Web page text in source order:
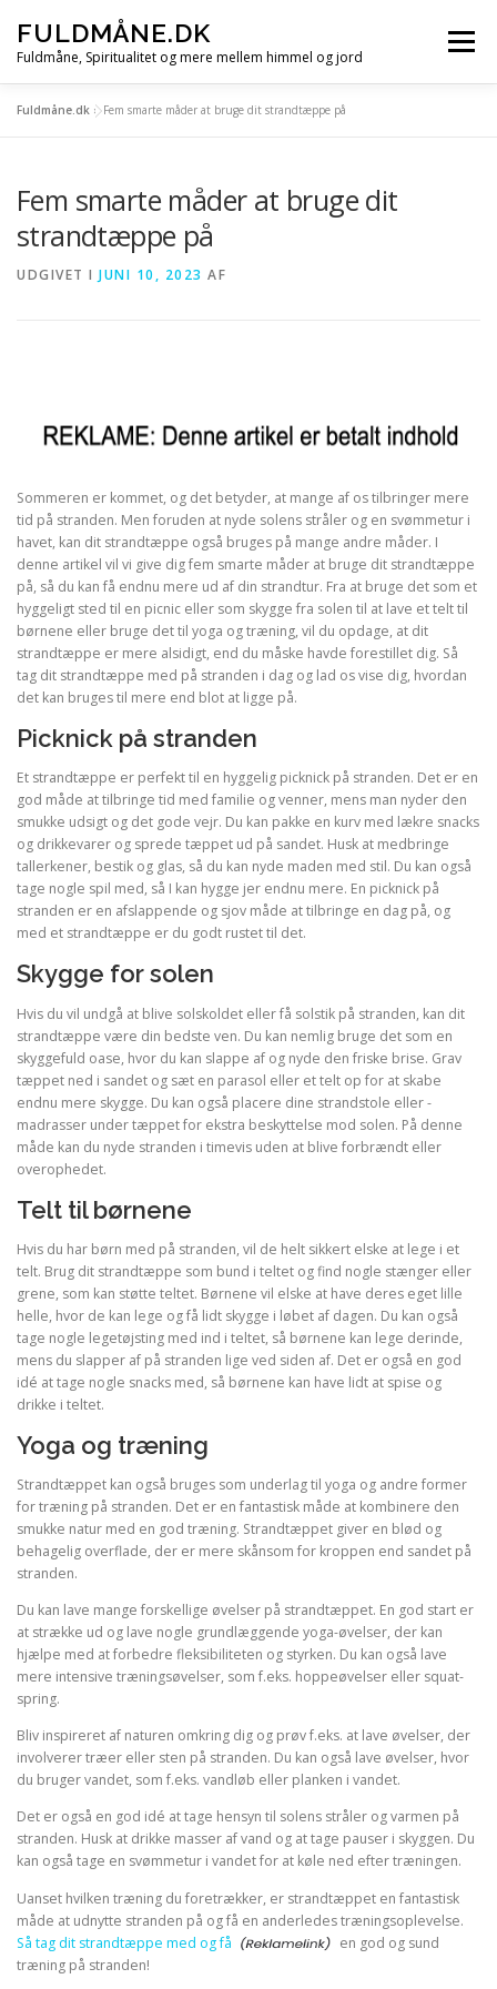
indhold
FULDMÅNE.DK
Fuldmåne, Spiritualitet og mere mellem himmel og jord
Menu
MÅNE, SOL OG STJERNER ALLE ARTIKLER
Fuldmåne.dk »Fem smarte måder at bruge dit strandtæppe på
Fem smarte måder at bruge dit
strandtæppe på
UDGIVET I JUNI 10, 2023 AF
Sommeren er kommet, og det betyder, at mange af os tilbringer mere
tid på stranden. Men foruden at nyde solens stråler og en svømmetur i
havet, kan dit strandtæppe også bruges på mange andre måder. I
denne artikel vil vi give dig fem smarte måder at bruge dit strandtæppe
på, så du kan få endnu mere ud af din strandtur. Fra at bruge det som et
hyggeligt sted til en picnic eller som skygge fra solen til at lave et telt til
børnene eller bruge det til yoga og træning, vil du opdage, at dit
strandtæppe er mere alsidigt, end du måske havde forestillet dig. Så
tag dit strandtæppe med på stranden i dag og lad os vise dig, hvordan
det kan bruges til mere end blot at ligge på.
Picknick på stranden
Et strandtæppe er perfekt til en hyggelig picknick på stranden. Det er en
god måde at tilbringe tid med familie og venner, mens man nyder den
smukke udsigt og det gode vejr. Du kan pakke en kurv med lækre snacks
og drikkevarer og sprede tæppet ud på sandet. Husk at medbringe
tallerkener, bestik og glas, så du kan nyde maden med stil. Du kan også
tage nogle spil med, så I kan hygge jer endnu mere. En picknick på
stranden er en afslappende og sjov måde at tilbringe en dag på, og
med et strandtæppe er du godt rustet til det.
Skygge for solen
Hvis du vil undgå at blive solskoldet eller få solstik på stranden, kan dit
strandtæppe være din bedste ven. Du kan nemlig bruge det som en
skyggefuld oase, hvor du kan slappe af og nyde den friske brise. Grav
tæppet ned i sandet og sæt en parasol eller et telt op for at skabe
endnu mere skygge. Du kan også placere dine strandstole eller -
madrasser under tæppet for ekstra beskyttelse mod solen. På denne
måde kan du nyde stranden i timevis uden at blive forbrændt eller
overophedet.
Telt til børnene
Hvis du har børn med på stranden, vil de helt sikkert elske at lege i et
telt. Brug dit strandtæppe som bund i teltet og find nogle stænger eller
grene, som kan støtte teltet. Børnene vil elske at have deres eget lille
helle, hvor de kan lege og få lidt skygge i løbet af dagen. Du kan også
tage nogle legetøjsting med ind i teltet, så børnene kan lege derinde,
mens du slapper af på stranden lige ved siden af. Det er også en god
idé at tage nogle snacks med, så børnene kan have lidt at spise og
drikke i teltet.
Yoga og træning
Strandtæppet kan også bruges som underlag til yoga og andre former
for træning på stranden. Det er en fantastisk måde at kombinere den
smukke natur med en god træning. Strandtæppet giver en blød og
behagelig overflade, der er mere skånsom for kroppen end sandet på
stranden.
Du kan lave mange forskellige øvelser på strandtæppet. En god start er
at strække ud og lave nogle grundlæggende yoga-øvelser, der kan
hjælpe med at forbedre fleksibiliteten og styrken. Du kan også lave
mere intensive træningsøvelser, som f.eks. hoppeøvelser eller squat-
spring.
Bliv inspireret af naturen omkring dig og prøv f.eks. at lave øvelser, der
involverer træer eller sten på stranden. Du kan også lave øvelser, hvor
du bruger vandet, som f.eks. vandløb eller planken i vandet.
Det er også en god idé at tage hensyn til solens stråler og varmen på
stranden. Husk at drikke masser af vand og at tage pauser i skyggen. Du
kan også tage en svømmetur i vandet for at køle ned efter træningen.
Uanset hvilken træning du foretrækker, er strandtæppet en fantastisk
måde at udnytte stranden på og få en anderledes træningsoplevelse.
Så tag dit strandtæppe med og få
en god og sund
træning på stranden!